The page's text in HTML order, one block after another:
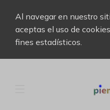
Al navegar en nuestro
aceptas el uso de
fines estadísticos.